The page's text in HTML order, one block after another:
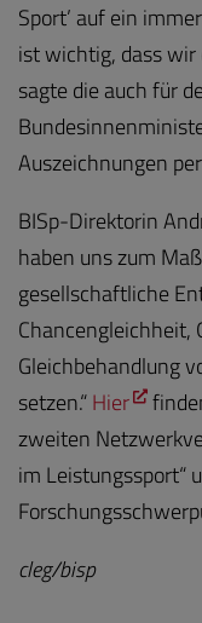
Sport’ auf ein
ist wichtig, dass wir
sagte die auch für
Auszeichnungen
BISp-Direktorin
haben uns zum
gesellschaftliche
Chancengleichheit,
Gleichbehandlung
setzen.“Hier
zweiten
im Leistungssport“
cleg/bisp